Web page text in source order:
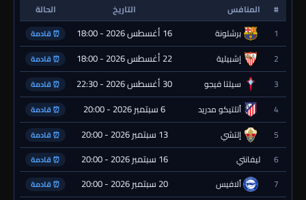
# المنافس التاريخ
الحالة
1
برشلونة 16 أغسطس 2026 - 18:00 ⏰ قادمة
2 إشبيلية 22 أغسطس 2026 - 18:00 ⏰ قادمة
3 سيلتا فيجو 30 أغسطس 2026 - 22:30 ⏰ قادمة
4 أتلتيكو مدريد 6 سبتمبر 2026 - 20:00 ⏰ قادمة
5 إلتشي 13 سبتمبر 2026 - 20:00 ⏰ قادمة
6 ليفانتي 16 سبتمبر 2026 - 20:00 ⏰ قادمة
7 ألافيس 20 سبتمبر 2026 - 20:00 ⏰ قادمة